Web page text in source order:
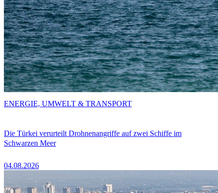
Die Türkei verurteilt Drohnenangriffe auf zwei Schiffe im
Schwarzen Meer
04.08.2026
ENERGIE, UMWELT & TRANSPORT